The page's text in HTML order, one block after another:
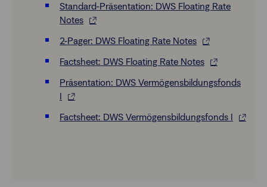
Standard-Präsentation: DWS Floating Rate
Notes
2-Pager: DWS Floating Rate Notes
Factsheet: DWS Floating Rate Notes
Präsentation: DWS Vermögensbildungsfonds
I
Factsheet: DWS Vermögensbildungsfonds I